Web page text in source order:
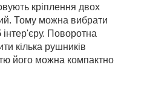
кріплення двох
Тому можна вибрати
Поворотна
кілька рушників
його можна компактно